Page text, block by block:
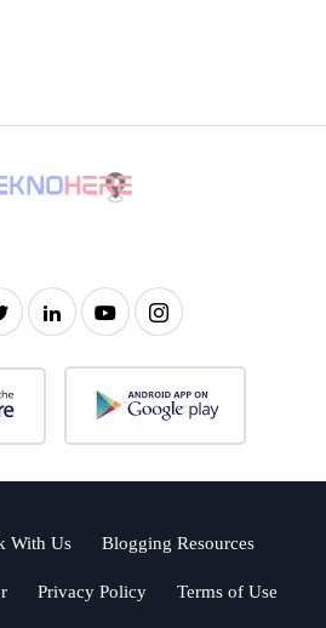
With Us Blogging Resources
Privacy Policy Terms of Use